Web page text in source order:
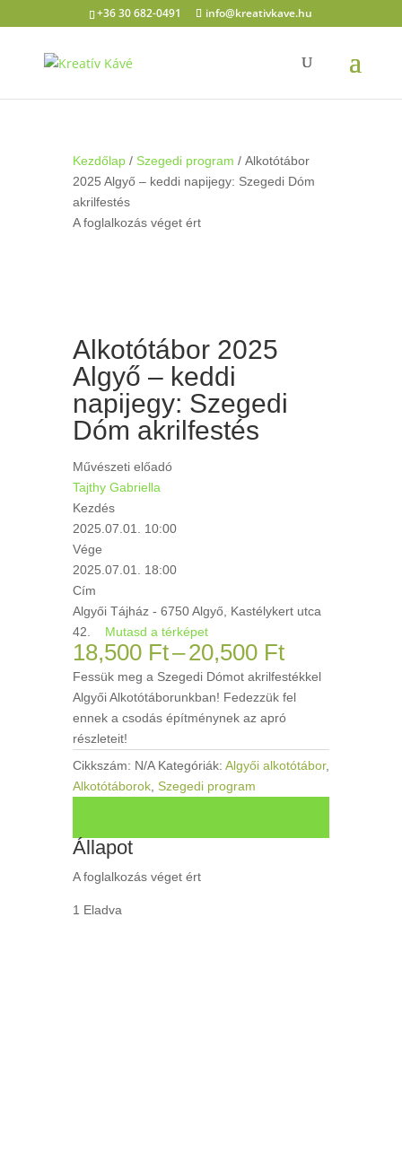
+36 30 682-0491 info@kreativkave.hu
Kezdőlap/ Szegedi program / Alkotótábor
2025 Algyő – keddi napijegy: Szegedi Dóm
akrilfestés
A foglalkozás véget ért
Alkotótábor 2025
Algyő – keddi
napijegy: Szegedi
Dóm akrilfestés
Művészeti előadó
Tajthy Gabriella
Kezdés
2025.07.01. 10:00
Vége
2025.07.01. 18:00
Cím
Algyői Tájház - 6750 Algyő, Kastélykert utca
42. Mutasd a térképet
18,500 Ft–20,500 Ft
18,500 Ft
-
20,500 Ft
Fessük meg a Szegedi Dómot akrilfestékkel
Algyői Alkotótáborunkban! Fedezzük fel
ennek a csodás építménynek az apró
részleteit!
Cikkszám: N/A Kategóriák: Algyői alkotótábor,
Alkotótáborok, Szegedi program
Állapot
A foglalkozás véget ért
1 Eladva